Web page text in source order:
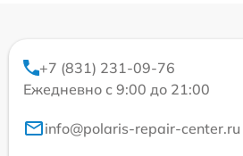
+7 (831) 231-09-76
Ежедневно с 9:00 до 21:00
info@polaris-repair-center.ru